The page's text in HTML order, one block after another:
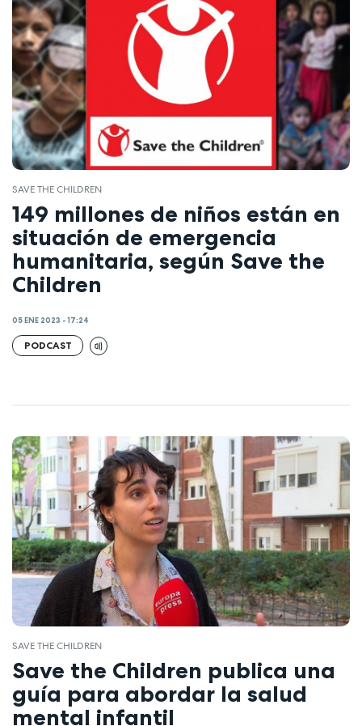
SAVE THE CHILDREN
149 millones de niños están en
situación de emergencia
humanitaria, según Save the
Children
05 ENE 2023 - 17:24
PODCAST
SAVE THE CHILDREN
Save the Children publica una
guía para abordar la salud
mental infantil